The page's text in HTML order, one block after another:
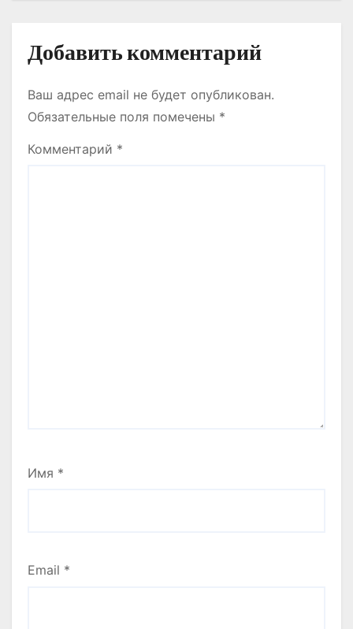
Добавить комментарий
Ваш адрес email не будет опубликован.
Обязательные поля помечены *
Комментарий *
Имя *
Email *